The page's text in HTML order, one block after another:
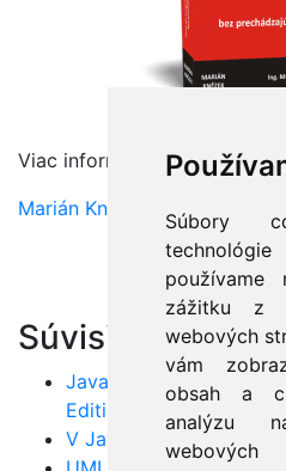
Súbory
používame
zážitku z
webových
vám
obsah a
analýzu
Viac informacií preberáme
Marián Knězek
Súvisiace
Java Standard Edition
Edition
V Jave je rýchlejšia